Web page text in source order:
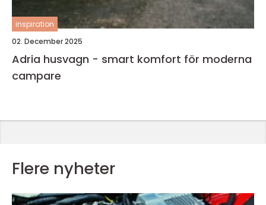
inspiration
02. December 2025
Adria husvagn - smart komfort för moderna
campare
Flere nyheter